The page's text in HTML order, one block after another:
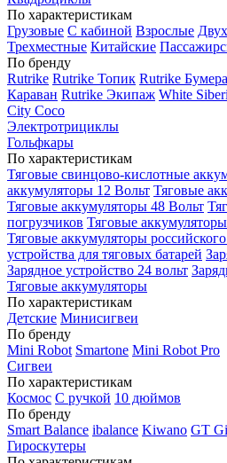
По характеристикам
Грузовые С кабиной Взрослые
Трехместные Китайские
По бренду
Rutrike Rutrike Топик Rutrike
Караван Rutrike Экипаж White
City Coco
Электротрициклы
Гольфкары
По характеристикам
Тяговые свинцово-кислотные
аккумуляторы 12 Вольт Тяговые
Тяговые аккумуляторы 48 Вольт
погрузчиков Тяговые
Тяговые аккумуляторы
устройства для тяговых батарей
Зарядное устройство 24 вольт
Тяговые аккумуляторы
По характеристикам
Детские Минисигвеи
По бренду
Mini Robot Smartone Mini Robot Pro
Сигвеи
По характеристикам
Космос С ручкой 10 дюймов
По бренду
Smart Balance ibalance Kiwano GT
Гироскутеры